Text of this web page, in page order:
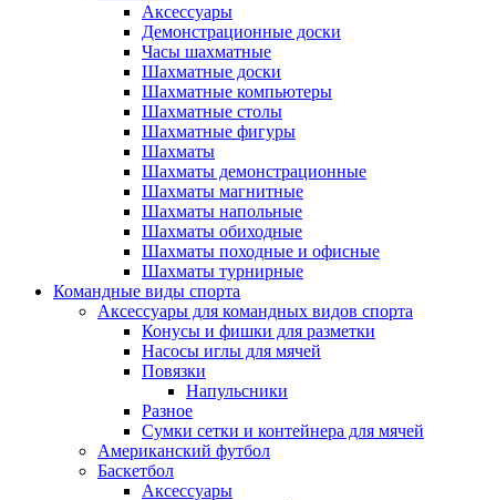
Аксессуары
Демонстрационные доски
Часы шахматные
Шахматные доски
Шахматные компьютеры
Шахматные столы
Шахматные фигуры
Шахматы
Шахматы демонстрационные
Шахматы магнитные
Шахматы напольные
Шахматы обиходные
Шахматы походные и офисные
Шахматы турнирные
Командные виды спорта
Аксессуары для командных видов спорта
Конусы и фишки для разметки
Насосы иглы для мячей
Повязки
Напульсники
Разное
Сумки сетки и контейнера для мячей
Американский футбол
Баскетбол
Аксессуары